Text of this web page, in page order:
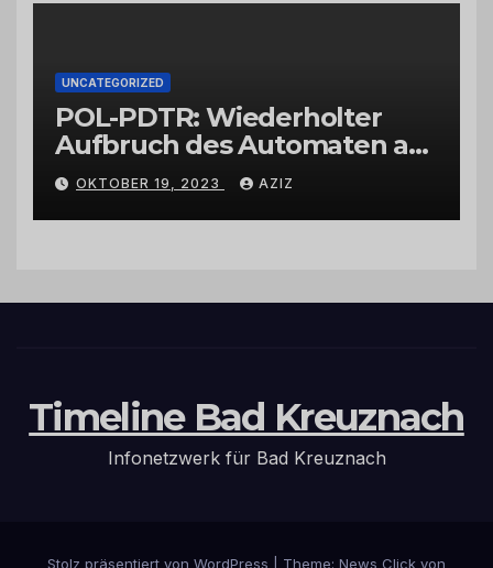
UNCATEGORIZED
POL-PDTR: Wiederholter
Aufbruch des Automaten am
Wohnmobilstellplatz in
Hermeskeil am Labachweg
OKTOBER 19, 2023 AZIZ
Timeline Bad Kreuznach
Infonetzwerk für Bad Kreuznach
Stolz präsentiert von WordPress Theme: News Click von